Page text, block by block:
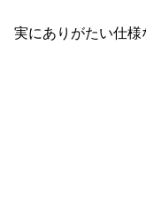
実にありがたい仕様